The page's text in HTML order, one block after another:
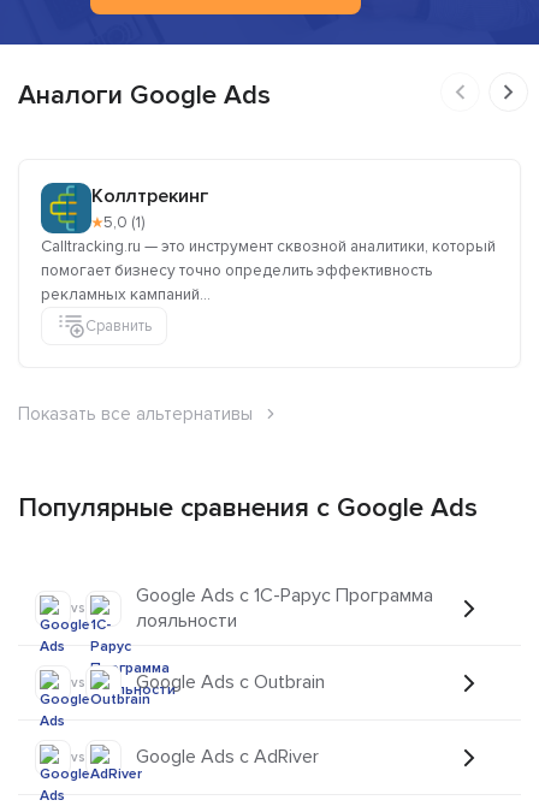
Аналоги Google Ads
Коллтрекинг
★5,0 (1)
Calltracking.ru — это инструмент сквозной аналитики, который
помогает бизнесу точно определить эффективность
рекламных кампаний...
Сравнить
Показать все альтернативы
Популярные сравнения с Google Ads
vs
Google Ads с 1С-Рарус Программа
лояльности
vs Google Ads с Outbrain
vs Google Ads с AdRiver